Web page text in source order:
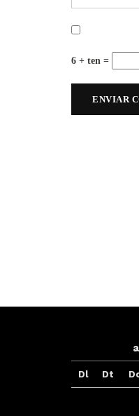
6 + ten =
Dl Dt